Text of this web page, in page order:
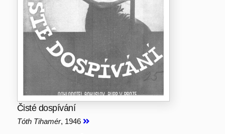
Čisté dospívání
Tóth Tihamér, 1946